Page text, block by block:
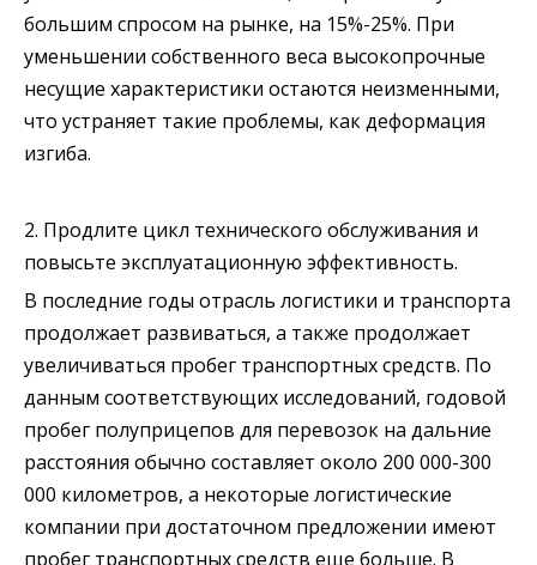
большим спросом на рынке, на 15%-25%. При
уменьшении собственного веса высокопрочные
несущие характеристики остаются неизменными,
что устраняет такие проблемы, как деформация
изгиба.
2. Продлите цикл технического обслуживания и
повысьте эксплуатационную эффективность.
В последние годы отрасль логистики и транспорта
продолжает развиваться, а также продолжает
увеличиваться пробег транспортных средств. По
данным соответствующих исследований, годовой
пробег полуприцепов для перевозок на дальние
расстояния обычно составляет около 200 000-300
000 километров, а некоторые логистические
компании при достаточном предложении имеют
пробег транспортных средств еще больше. В